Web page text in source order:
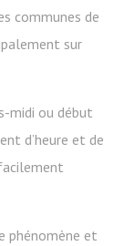
communes de
sur
midi ou début
d’heure et de
phénomène et